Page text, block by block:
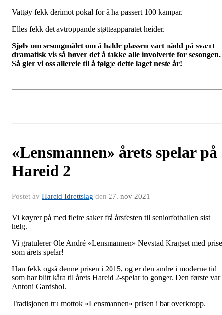
Vattøy fekk derimot pokal for å ha passert 100 kampar.
Elles fekk det avtroppande støtteapparatet heider.
Sjølv om sesongmålet om å halde plassen vart nådd på svært
dramatisk vis så høver det å takke alle involverte for sesongen.
Så gler vi oss allereie til å følgje dette laget neste år!
«Lensmannen» årets spelar på
Hareid 2
Postet av Hareid Idrettslag den 27. nov 2021
Vi køyrer på med fleire saker frå årsfesten til seniorfotballen sist
helg.
Vi gratulerer Ole André «Lensmannen» Nevstad Kragset med
som årets spelar!
Han fekk også denne prisen i 2015, og er den andre i moderne tid
som har blitt kåra til årets Hareid 2-spelar to gonger. Den første var
Antoni Gardshol.
Tradisjonen tru mottok «Lensmannen» prisen i bar overkropp.